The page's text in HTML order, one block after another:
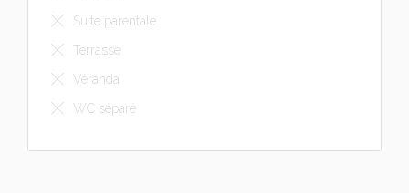
Suite parentale
Terrasse
Véranda
WC séparé